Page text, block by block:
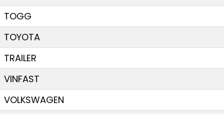
TOGG
TOYOTA
TRAILER
VINFAST
VOLKSWAGEN